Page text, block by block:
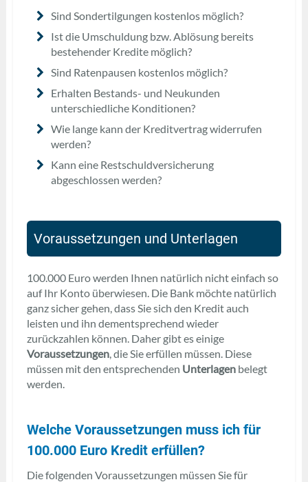
Sind Sondertilgungen kostenlos möglich?
Ist die Umschuldung bzw. Ablösung bereits
bestehender Kredite möglich?
Sind Ratenpausen kostenlos möglich?
Erhalten Bestands- und Neukunden
unterschiedliche Konditionen?
Wie lange kann der Kreditvertrag widerrufen
werden?
Kann eine Restschuldversicherung
abgeschlossen werden?
Voraussetzungen und Unterlagen
100.000 Euro werden Ihnen natürlich nicht einfach so
auf Ihr Konto überwiesen. Die Bank möchte natürlich
ganz sicher gehen, dass Sie sich den Kredit auch
leisten und ihn dementsprechend wieder
zurückzahlen können. Daher gibt es einige
Voraussetzungen, die Sie erfüllen müssen. Diese
müssen mit den entsprechenden Unterlagenbelegt
werden.
Welche Voraussetzungen muss ich für
100.000 Euro Kredit erfüllen?
Die folgenden Voraussetzungen müssen Sie für